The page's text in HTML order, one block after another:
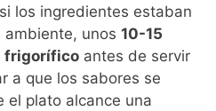
los ingredientes estaban
ambiente, unos 10-15
frigoríficoantes de servir
a que los sabores se
el plato alcance una